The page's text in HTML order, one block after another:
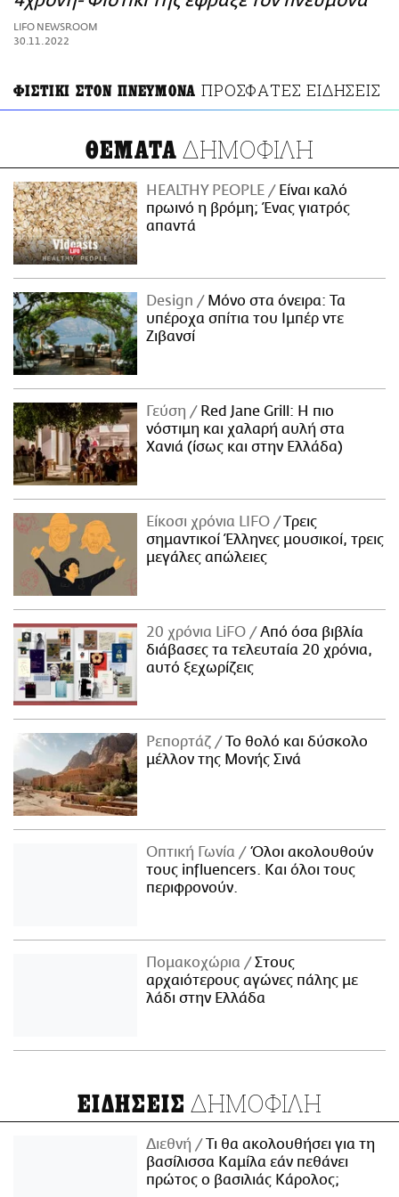
ΑΜΠΑ
PRINT
LIFO NEWSROOM
30.11.2022
ΦΙΣΤΙΚΙ ΣΤΟΝ ΠΝΕΥΜΟΝΑ ΠΡΟΣΦΑΤΕΣ ΕΙΔΗΣΕΙΣ
ΘΕΜΑΤΑ ΔΗΜΟΦΙΛΗ
HEALTHY PEOPLE
Είναι καλό
πρωινό η βρόμη; Ένας γιατρός
απαντά
Design
Μόνο στα όνειρα: Τα
υπέροχα σπίτια του Ιμπέρ ντε
Ζιβανσί
Γεύση
Red Jane Grill: Η πιο
νόστιμη και χαλαρή αυλή στα
Χανιά (ίσως και στην Ελλάδα)
Είκοσι χρόνια LIFO
Tρεις
σημαντικοί Έλληνες μουσικοί, τρεις
μεγάλες απώλειες
20 χρόνια LiFO
Από όσα βιβλία
διάβασες τα τελευταία 20 χρόνια,
αυτό ξεχωρίζεις
Ρεπορτάζ
Το θολό και δύσκολο
μέλλον της Μονής Σινά
Οπτική Γωνία
Όλοι ακολουθούν
τους influencers. Και όλοι τους
περιφρονούν.
Πομακοχώρια
Στους
αρχαιότερους αγώνες πάλης με
λάδι στην Ελλάδα
ΕΙΔΗΣΕΙΣ ΔΗΜΟΦΙΛΗ
Διεθνή
Τι θα ακολουθήσει για τη
βασίλισσα Καμίλα εάν πεθάνει
πρώτος ο βασιλιάς Κάρολος;